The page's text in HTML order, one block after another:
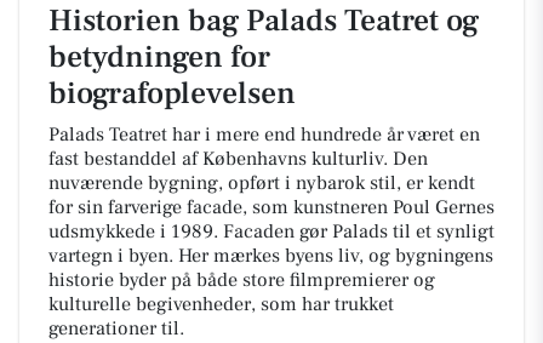
Historien bag Palads Teatret og
betydningen for
biografoplevelsen
Palads Teatret har i mere end hundrede år været en
fast bestanddel af Københavns kulturliv. Den
nuværende bygning, opført i nybarok stil, er kendt
for sin farverige facade, som kunstneren Poul Gernes
udsmykkede i 1989. Facaden gør Palads til et synligt
vartegn i byen. Her mærkes byens liv, og bygningens
historie byder på både store filmpremierer og
kulturelle begivenheder, som har trukket
generationer til.